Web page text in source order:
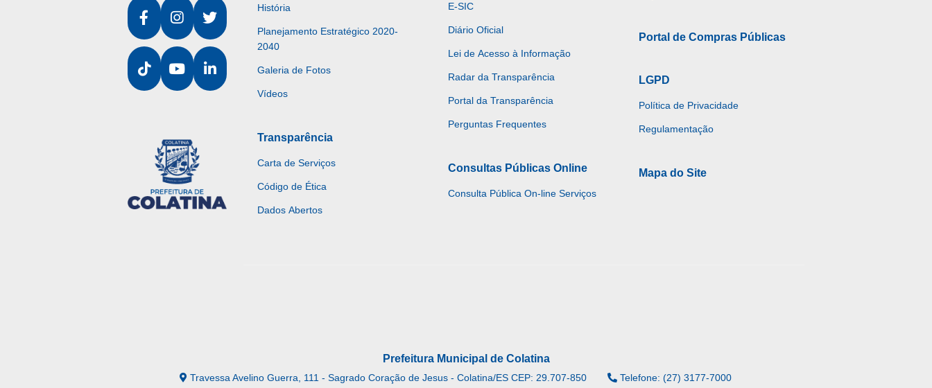
História
Planejamento Estratégico 2020-
2040
Galeria de Fotos
Vídeos
Transparência
Carta de Serviços
Código de Ética
Dados Abertos
E-SIC
Diário Oficial
Lei de Acesso à Informação
Radar da Transparência
Portal da Transparência
Perguntas Frequentes
Consultas Públicas Online
Consulta Pública On-line Serviços
Portal de Compras Públicas
LGPD
Política de Privacidade
Regulamentação
Mapa do Site
Prefeitura Municipal de Colatina
Travessa Avelino Guerra, 111 - Sagrado Coração de Jesus - Colatina/ES CEP: 29.707-850 Telefone: (27) 3177-7000